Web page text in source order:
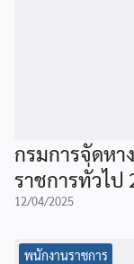
กรมการจัดห
ราชการทั่วไป
12/04/2025
พนักงานราชการ